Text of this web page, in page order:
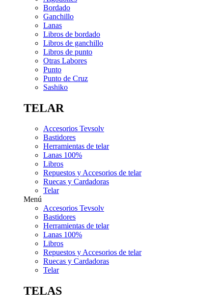
Bordado
Ganchillo
Lanas
Libros de bordado
Libros de ganchillo
Libros de punto
Otras Labores
Punto
Punto de Cruz
Sashiko
TELAR
Accesorios Tevsolv
Bastidores
Herramientas de telar
Lanas 100%
Libros
Repuestos y Accesorios de telar
Ruecas y Cardadoras
Telar
Menú
Accesorios Tevsolv
Bastidores
Herramientas de telar
Lanas 100%
Libros
Repuestos y Accesorios de telar
Ruecas y Cardadoras
Telar
TELAS